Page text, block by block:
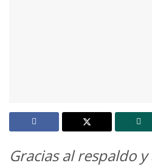
Gracias al respaldo